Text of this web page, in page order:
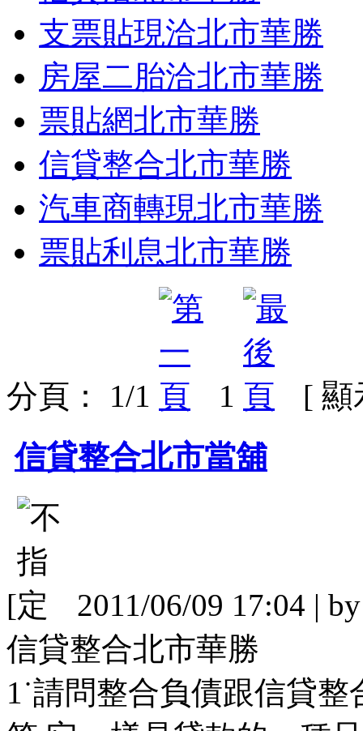
支票貼現洽北市華勝
房屋二胎洽北市華勝
票貼網北市華勝
信貸整合北市華勝
汽車商轉現北市華勝
票貼利息北市華勝
分頁： 1/1 1
[
信貸整合北市當舖
[
2011/06/09 17:04 |
信貸整合北市華勝
1˙請問整合負債跟信貸